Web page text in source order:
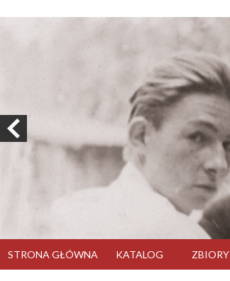
STRONA GŁÓWNA KATALOG ZBIORY